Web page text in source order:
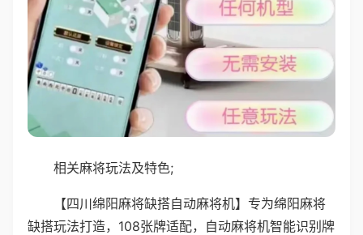
相关麻将玩法及特色;
【四川绵阳麻将缺搭自动麻将机】专为绵阳麻将
缺搭玩法打造，108张牌适配，自动麻将机智能识别牌